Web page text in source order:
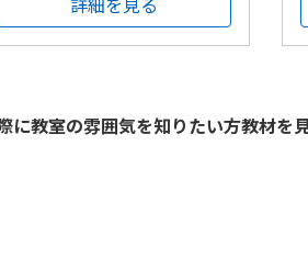
に教室の雰囲気を知りたい方教材を